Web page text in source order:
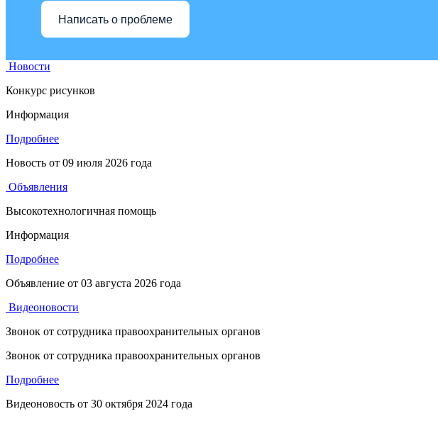
Написать о проблеме
Новости
Конкурс рисунков
Информация
Подробнее
Новость от 09 июля 2026 года
Объявления
Высокотехнологичная помощь
Информация
Подробнее
Объявление от 03 августа 2026 года
Видеоновости
Звонок от сотрудника правоохранительных органов
Звонок от сотрудника правоохранительных органов
Подробнее
Видеоновость от 30 октября 2024 года